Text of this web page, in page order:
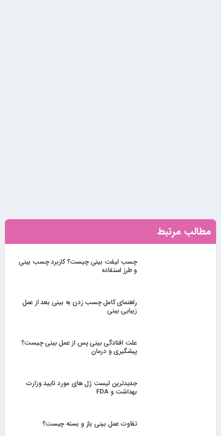
مطالب مرتبط
چسب لیفت بینی چیست؟ کاربرد چسب بینی
و طرز استفاده
راهنمای کامل چسب زدن به بینی بعد از عمل
زیبایی بینی
علت افتادگی بینی پس از عمل بینی چیست؟
پیشگیری و درمان
جدیدترین لیست ژل های مورد تایید وزارت
بهداشت و FDA
تفاوت عمل بینی باز و بسته چیست؟